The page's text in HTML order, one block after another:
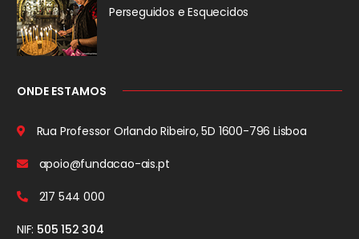
Perseguidos e Esquecidos
ONDE ESTAMOS
Rua Professor Orlando Ribeiro, 5D 1600-796 Lisboa
apoio@fundacao-ais.pt
217 544 000
NIF: 505 152 304